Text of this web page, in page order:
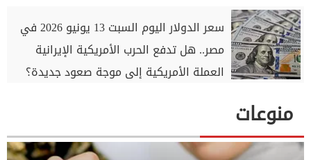
سعر الدولار اليوم السبت 13 يونيو 2026 في
مصر.. هل تدفع الحرب الأمريكية الإيرانية
العملة الأمريكية إلى موجة صعود جديدة؟
منوعات